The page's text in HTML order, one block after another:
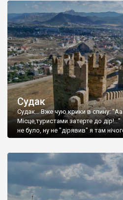
Судак
Судак... Вже чую крики в спину:
Місце,туристами затерте до
не було, ну не "дірявив" я там